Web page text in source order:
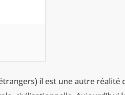
il est une autre réalité